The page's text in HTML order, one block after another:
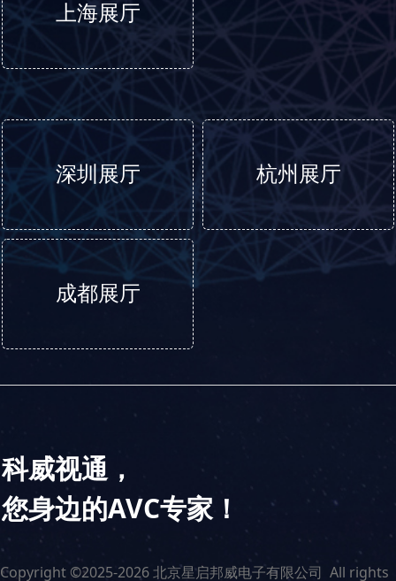
Copyright ©2025-2026 北京星启邦威电子有限公司 All rights
科威视通，
您身边的AVC专家！
上海展厅
深圳展厅 杭州展厅
成都展厅